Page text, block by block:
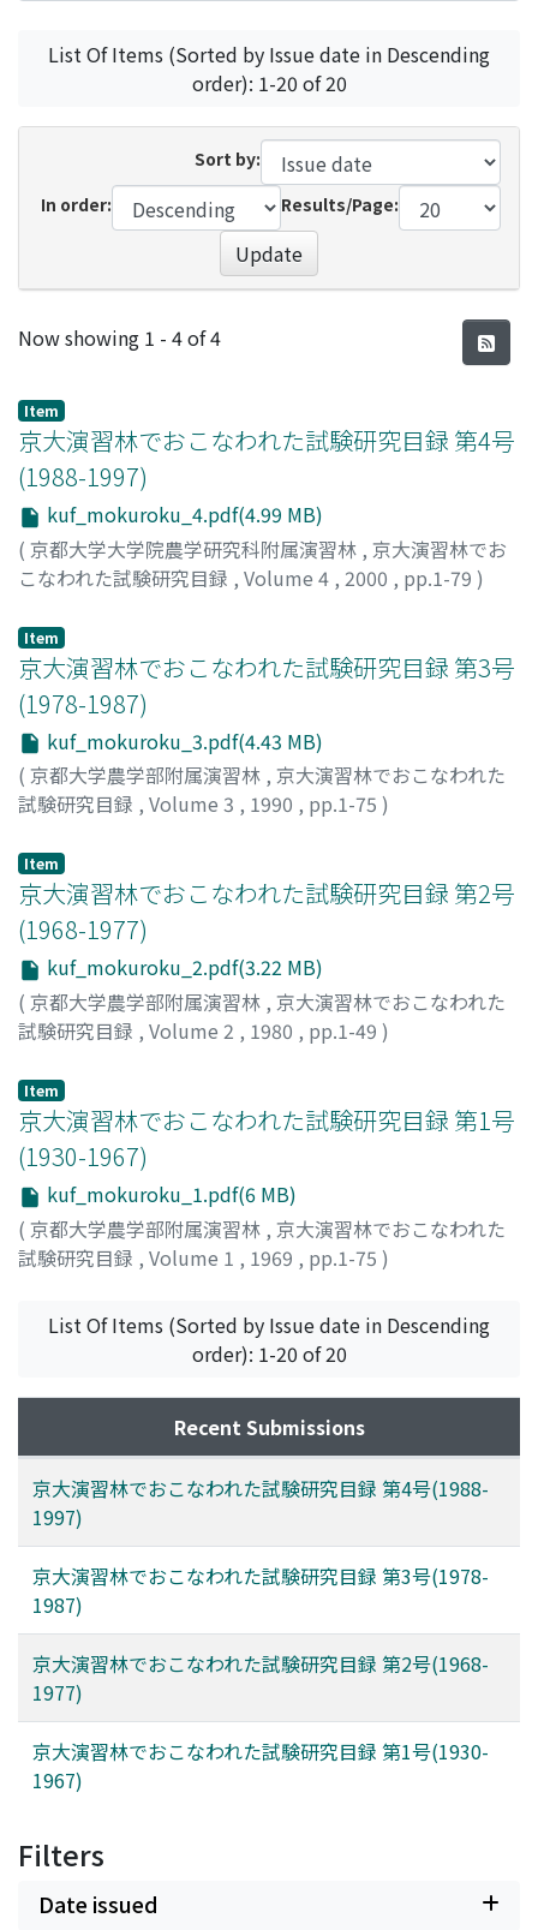
List Of Items (Sorted by Issue date in Descending
order): 1-20 of 20
Sort by:
In order:
Results/Page:
Update
Recent Submissions
Now showing 1 - 4 of 4
Item
京大演習林でおこなわれた試験研究目録 第4号
(1988-1997)
kuf_mokuroku_4.pdf(4.99 MB)
( 京都大学大学院農学研究科附属演習林 , 京大演習林でお
こなわれた試験研究目録 , Volume 4 , 2000 , pp.1-79 )
Item
京大演習林でおこなわれた試験研究目録 第3号
(1978-1987)
kuf_mokuroku_3.pdf(4.43 MB)
( 京都大学農学部附属演習林 , 京大演習林でおこなわれた
試験研究目録 , Volume 3 , 1990 , pp.1-75 )
Item
京大演習林でおこなわれた試験研究目録 第2号
(1968-1977)
kuf_mokuroku_2.pdf(3.22 MB)
( 京都大学農学部附属演習林 , 京大演習林でおこなわれた
試験研究目録 , Volume 2 , 1980 , pp.1-49 )
Item
京大演習林でおこなわれた試験研究目録 第1号
(1930-1967)
kuf_mokuroku_1.pdf(6 MB)
( 京都大学農学部附属演習林 , 京大演習林でおこなわれた
試験研究目録 , Volume 1 , 1969 , pp.1-75 )
List Of Items (Sorted by Issue date in Descending
order): 1-20 of 20
Recent Submissions
京大演習林でおこなわれた試験研究目録 第4号(1988-
1997)
京大演習林でおこなわれた試験研究目録 第3号(1978-
1987)
京大演習林でおこなわれた試験研究目録 第2号(1968-
1977)
京大演習林でおこなわれた試験研究目録 第1号(1930-
1967)
Filters
Date issued